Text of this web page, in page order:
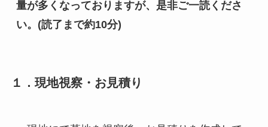
量が多くなっておりますが、是非ご一読くださ
い。(読了まで約10分)
１．現地視察・お見積り